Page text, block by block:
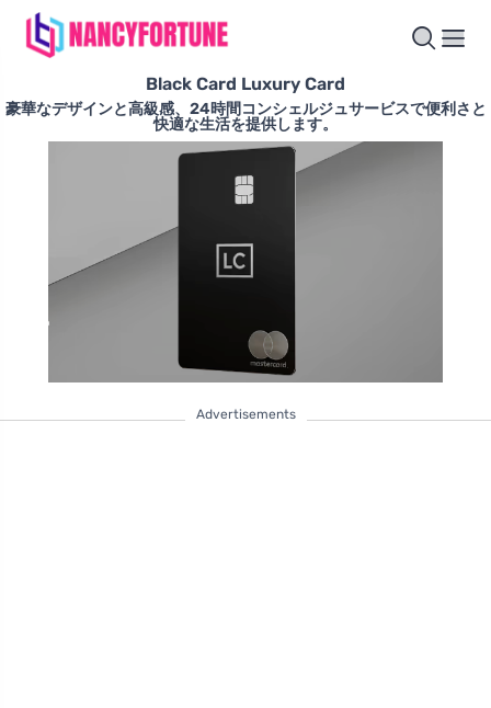
Black Card Luxury Card
豪華なデザインと高級感、24時間コンシェルジュサービスで便利さと
快適な生活を提供します。
Advertisements